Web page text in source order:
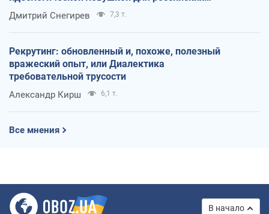
оккупантов
Дмитрий Снегирев 7,3 т.
Рекрутинг: обновленный и, похоже, полезный
вражеский опыт, или Диалектика
требовательной трусости
Александр Кирш 6,1 т.
Все мнения
В начало